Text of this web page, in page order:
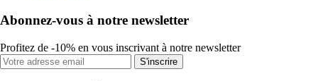
Abonnez-vous à notre newsletter
Profitez de -10% en vous inscrivant à notre newsletter
S'inscrire